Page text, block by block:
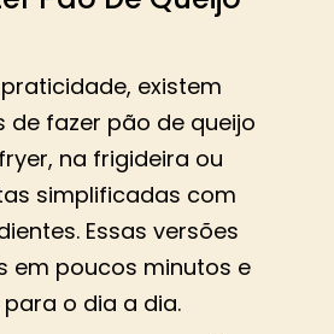
existem
de fazer pão de queijo
na frigideira ou
simplificadas com
Essas versões
em poucos minutos e
o dia a dia.